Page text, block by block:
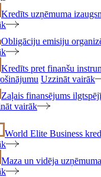
Kredīts uzņēmuma
Obligāciju emisiju
Kredīts pret finanšu
Uzzināt vairāk
Zaļais finansējums
vairāk
World Elite Business
Maza un vidēja